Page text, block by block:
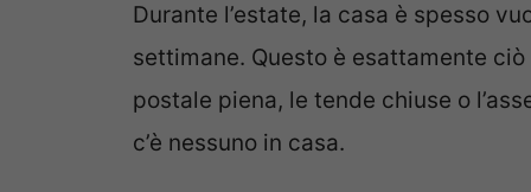
Durante l’estate, la casa è spesso
settimane. Questo è esattamente
postale piena, le tende chiuse o
c’è nessuno in casa.